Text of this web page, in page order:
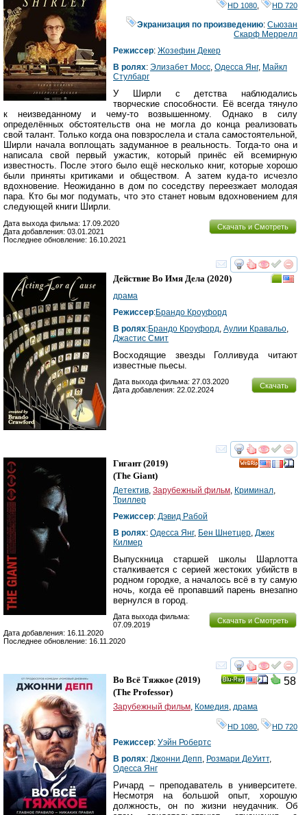
HD 1080 HD 720
Экранизация по произведению:Сьюзан
Скарф Меррелл
Режиссер: Жозефин Декер
В ролях: Элизабет Мосс, Одесса Янг, Майкл
Стулбарг
У Ширли с детства наблюдались
творческие способности. Её всегда тянуло
к неизведанному и чему-то возвышенному. Однако в силу
определённых обстоятельств она не могла до конца реализовать
свой талант. Только когда она повзрослела и стала самостоятельной,
Ширли начала воплощать задуманное в реальность. Тогда-то она и
написала свой первый ужастик, который принёс ей всемирную
известность. После этого было ещё несколько книг, которые хорошо
были приняты критиками и обществом. А затем куда-то исчезло
вдохновение. Неожиданно в дом по соседству переезжает молодая
пара. Кто бы мог подумать, что это станет новым вдохновением для
следующей книги Ширли.
Скачать и Смотреть
Дата выхода фильма: 17.09.2020
Дата добавления: 03.01.2021
Последнее обновление: 16.10.2021
смотреть
Действие Во Имя Дела (2020)
драма
Режиссер:Брандо Кроуфорд
В ролях:Брандо Кроуфорд Аулии Кравальо
Джастис Смит
Восходящие звезды Голливуда читают
известные пьесы.
Скачать
Дата выхода фильма: 27.03.2020
Дата добавления: 22.02.2024
смотреть
Гигант(2019)
(The Giant)
Детектив Зарубежный фильм Криминал
Триллер
Режиссер: Дэвид Рабой
В ролях: Одесса Янг, Бен Шнетцер Джек
Килмер
Выпускница старшей школы Шарлотта
сталкивается с серией жестоких убийств в
родном городке, а началось всё в ту самую
ночь, когда её пропавший парень внезапно
вернулся в город.
Скачать и Смотреть
Дата выхода фильма:
07.09.2019
Дата добавления: 16.11.2020
Последнее обновление: 16.11.2020
смотреть
58
Во Всё Тяжкое (2019)
(The Professor)
Зарубежный фильм, Комедия, драма
HD 1080 HD 720
Режиссер: Уэйн Робертс
В ролях: Джонни Депп, Розмари ДеУитт,
Одесса Янг
Ричард – преподаватель в университете.
Несмотря на большой опыт, хорошую
должность, он по жизни неудачник. Об